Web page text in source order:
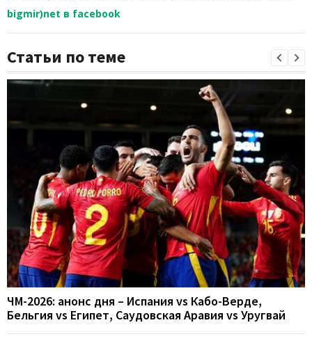
bigmir)net в facebook
Статьи по теме
ЧМ-2026: анонс дня – Испания vs Кабо-Верде,
Бельгия vs Египет, Саудовская Аравия vs Уругвай